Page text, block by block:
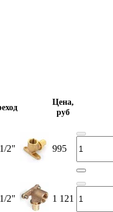
Цена,
руб
2" 995
2" 1 121